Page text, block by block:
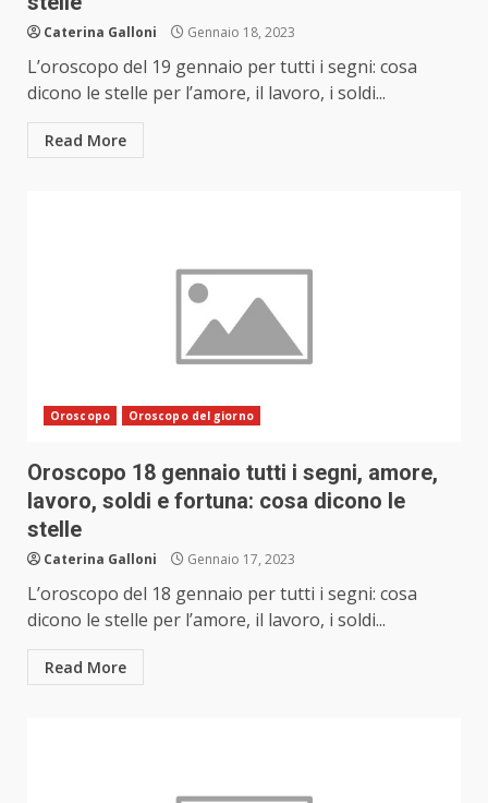
Caterina Galloni Gennaio 18, 2023
L’oroscopo del 19 gennaio per tutti i segni: cosa
dicono le stelle per l’amore, il lavoro, i soldi...
Read More
Oroscopo Oroscopo del giorno
Oroscopo 18 gennaio tutti i segni, amore,
lavoro, soldi e fortuna: cosa dicono le
stelle
Caterina Galloni Gennaio 17, 2023
L’oroscopo del 18 gennaio per tutti i segni: cosa
dicono le stelle per l’amore, il lavoro, i soldi...
Read More